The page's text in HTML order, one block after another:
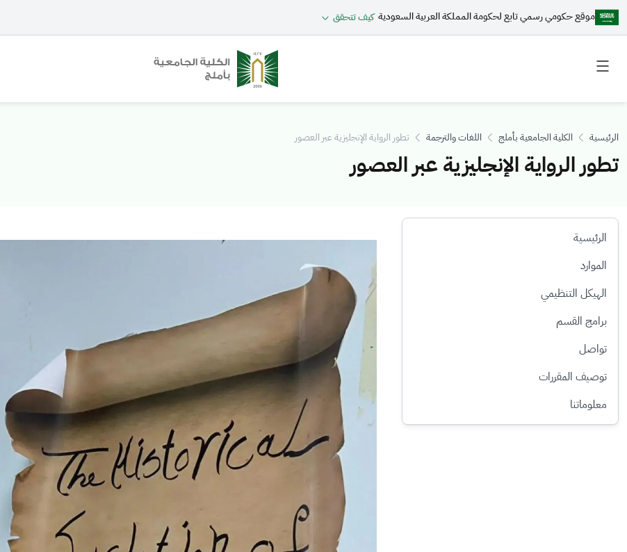
موقع حكومي رسمي تابع لحكومة المملكة العربية السعودية كيف تتحقق
Toggle
menu
Toggle
menu
الرئيسية الكلية الجامعية بأملج اللغات والترجمة تطور الرواية الإنجليزية عبر العصور
تطور الرواية الإنجليزية عبر العصور
الرئيسية
الموارد
الهيكل التنظيمي
برامج القسم
تواصل
توصيف المقررات​
معلوماتنا
الصورة